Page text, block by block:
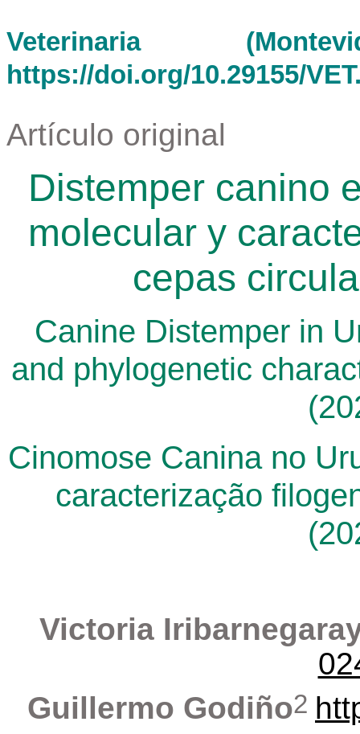
Veterinaria
https://doi.org/10.29155/
Artículo original
Distemper canino
molecular y
cepas
Canine Distemper in
and phylogenetic
Cinomose Canina no
caracterização
Victoria
Guillermo Godiño2